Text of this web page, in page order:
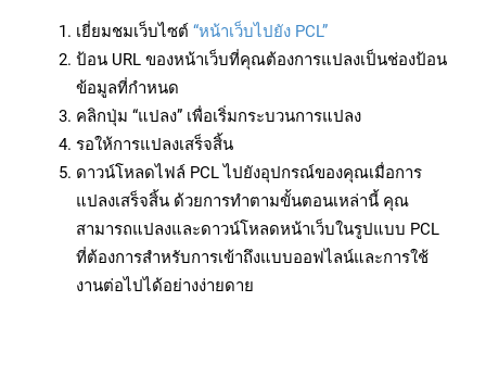
เยี่ยมชมเว็บไซต์ “หน้าเว็บไปยัง PCL”
ป้อน URL ของหน้าเว็บที่คุณต้องการแปลงเป็นช่องป้อน
ข้อมูลที่กำหนด
คลิกปุ่ม “แปลง” เพื่อเริ่มกระบวนการแปลง
รอให้การแปลงเสร็จสิ้น
ดาวน์โหลดไฟล์ PCL ไปยังอุปกรณ์ของคุณเมื่อการ
แปลงเสร็จสิ้น ด้วยการทำตามขั้นตอนเหล่านี้ คุณ
สามารถแปลงและดาวน์โหลดหน้าเว็บในรูปแบบ PCL
ที่ต้องการสำหรับการเข้าถึงแบบออฟไลน์และการใช้
งานต่อไปได้อย่างง่ายดาย